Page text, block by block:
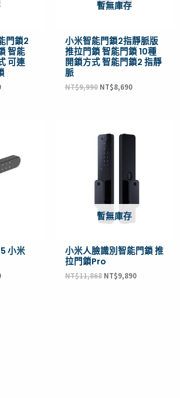
門鎖2
智能
可連
暫無庫存
小米智能門鎖2指靜脈版
推拉門鎖 智能門鎖 10種
開鎖方式 智能門鎖2 指靜
脈
NT$9,990 NT$8,690
小米
格：
NT$1,390。
暫無庫存
小米人臉識別智能門鎖 推
拉門鎖Pro
NT$11,868
始
價
格：
NT$11,868。
NT$9,890